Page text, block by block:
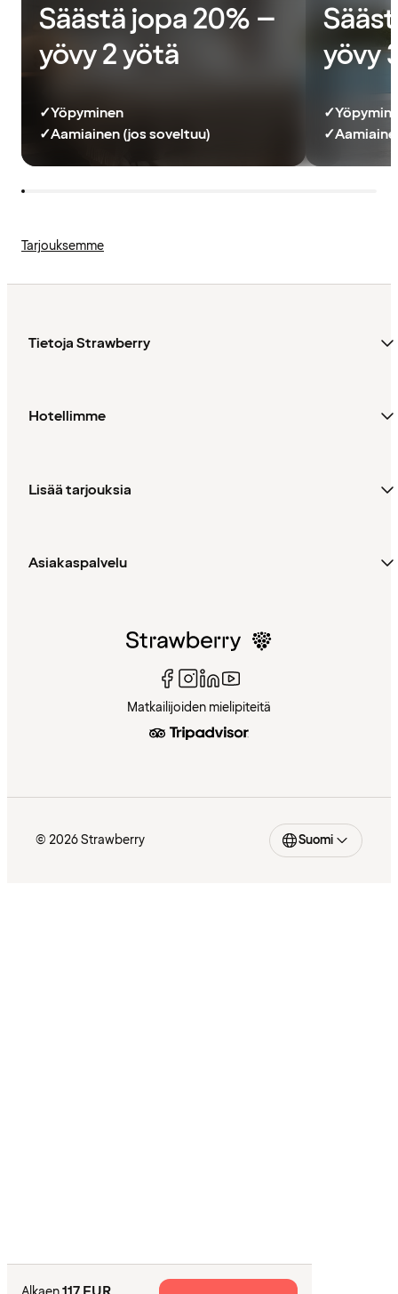
Säästä jopa 20% –
yövy 2 yötä
✓Yöpyminen
✓Aamiainen (jos soveltuu)
yövy
✓
✓
Tarjouksemme
Tietoja Strawberry
Hotellimme
Lisää tarjouksia
Asiakaspalvelu
Matkailijoiden mielipiteitä
© 2026 Strawberry Suomi